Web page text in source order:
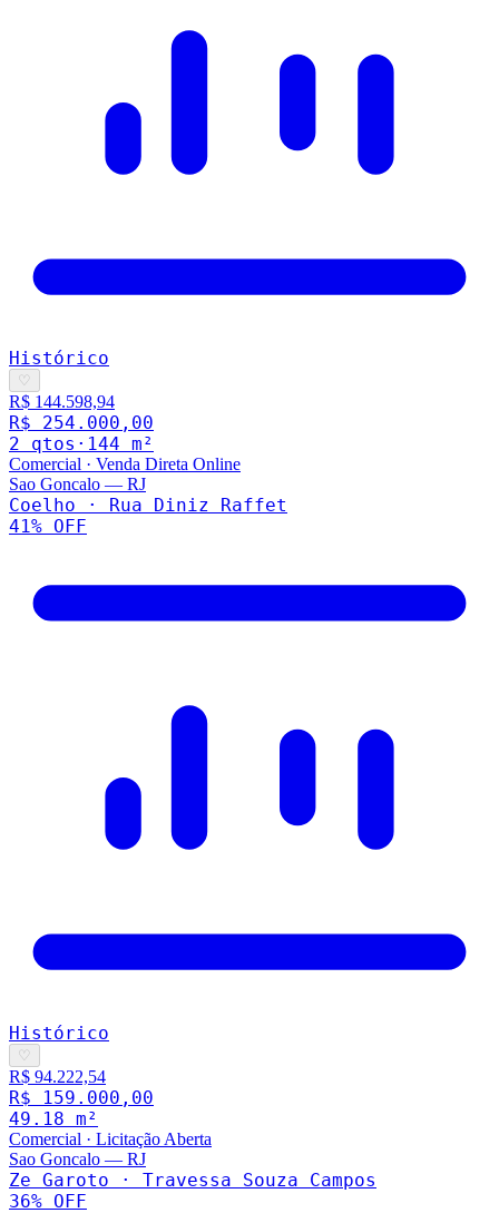
Histórico
♡
R$ 144.598,94
R$ 254.000,00
2 qtos · 144 m²
Comercial · Venda Direta Online
Sao Goncalo — RJ
Coelho · Rua Diniz Raffet
41% OFF
Histórico
♡
R$ 94.222,54
R$ 159.000,00
49.18 m²
Comercial · Licitação Aberta
Sao Goncalo — RJ
Ze Garoto · Travessa Souza Campos
36% OFF